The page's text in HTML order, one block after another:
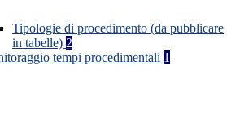
Tipologie di procedimento (da pubblicare
in tabelle) 2
tempi procedimentali 1